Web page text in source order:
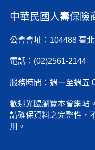
中華民國人壽保險
公會會址：104488 臺
電話：(02)2561-
服務時間：週一至週五
歡迎光臨瀏覽本會網站
請確保資料之完整性，
用。